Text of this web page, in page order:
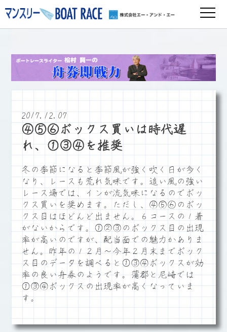
2017.12.07
④⑤⑥ボックス買いは時代遅
れ、①③④を推奨
冬の季節になると季節風が強く吹く日が多く
なり、レースも荒れ気味です。追い風の強い
レース場では、インが流気味になるのでボッ
クス買いを奨めます。ただし、④⑤⑥のボッ
クス目はほどんど出ません。６コースの１着
がないからです。①②③のボックス目の出現
率が高いのですが、配当面での魅力かありま
せん。昨年の１２月～今年２月末までボック
ス目のデータを調べると①③④ボックスが効
率の良い舟券のようです。蒲郡と尼崎では
①③④ボックスの出現率が高くなっていま
す。